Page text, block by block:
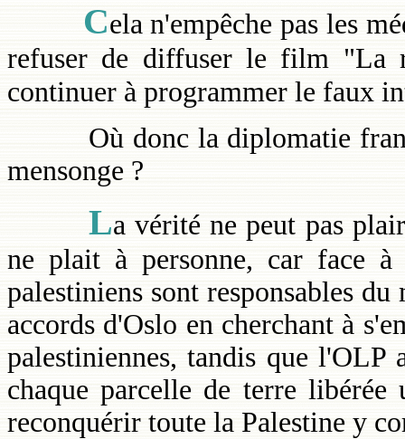
Cela n'empêche pas les
refuser de diffuser le film "La
continuer à programmer le faux
Où donc la diplomatie
mensonge ?
La vérité ne peut pas
ne plait à personne, car face
palestiniens sont responsables
accords d'Oslo en cherchant à
palestiniennes, tandis que l'OLP
chaque parcelle de terre
reconquérir toute la Palestine y